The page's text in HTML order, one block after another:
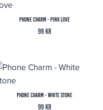
Phone Charm - Pink Love
99kr
Phone Charm - White Stone
99kr